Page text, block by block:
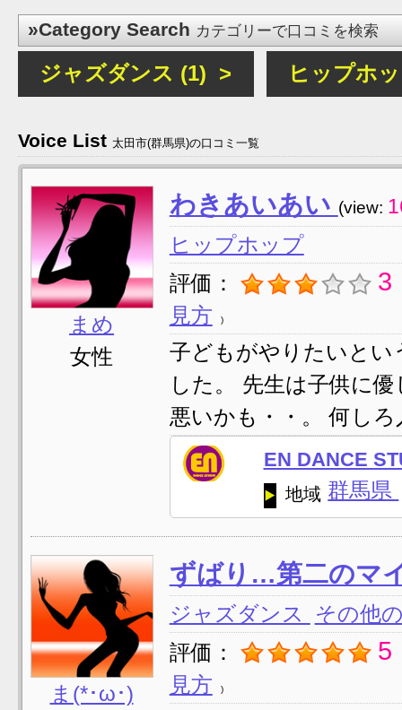
»Category Search カテゴリーで口コミを検索
ジャズダンス (1) > ヒップホ
Voice List 太田市(群馬県)の口コミ一覧
まめ
女性
わきあいあい (view:
ヒップホップ
評価：
3
見方
子どもがやりたいとい
した。 先生は子供に
悪いかも・・。 何し
EN DANCE
地域 群馬県
ま(*･ω･)
ずばり…第二のマ
ジャズダンス
その他
評価：
5
見方